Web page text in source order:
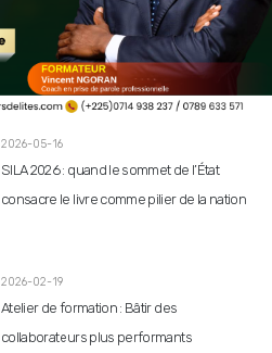
SILA 2026 : la Première Dame Dominique
Ouattara au cœur d’une journée entre
hommage, jeunesse et promotion du livre.
2026-05-16
SILA 2026 : quand le sommet de l’État
consacre le livre comme pilier de la nation
2026-02-19
Atelier de formation : Bâtir des
collaborateurs plus performants